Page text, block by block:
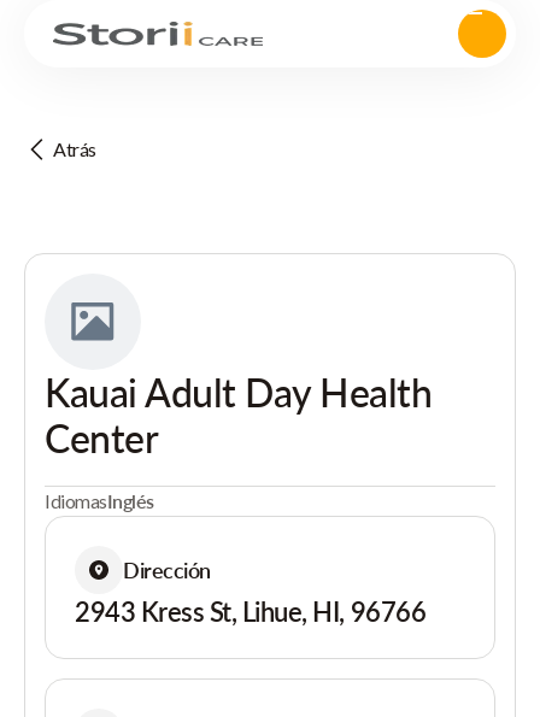
Atrás
Kauai Adult Day Health
Center
IdiomasInglés
Dirección
2943 Kress St, Lihue, HI, 96766